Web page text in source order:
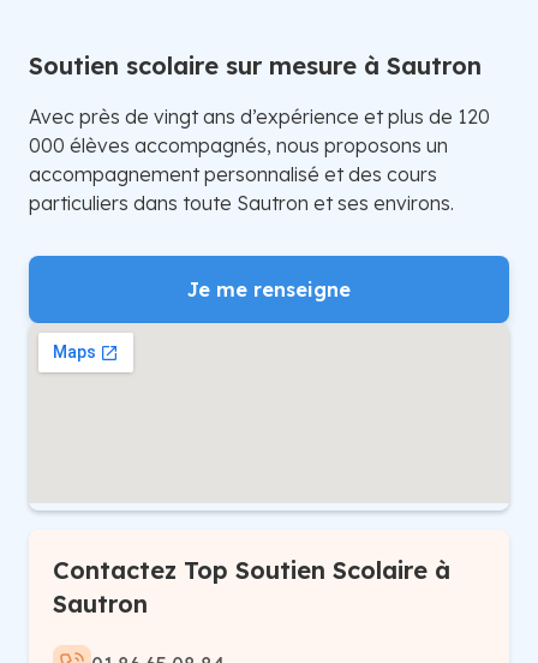
Soutien scolaire sur mesure à Sautron
Avec près de vingt ans d’expérience et plus de 120
000 élèves accompagnés, nous proposons un
accompagnement personnalisé et des cours
particuliers dans toute Sautron et ses environs.
Je me renseigne
Contactez Top Soutien Scolaire à
Sautron